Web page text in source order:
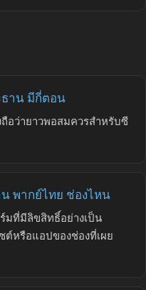
าน มีกี่ตอน
อว่ายาวพอสมควรสำหรับซี
พากย์ไทย ช่องไหน
มที่มีลิขสิทธิ์อย่างเป็น
ต์หรือแอปของช่องที่เผย